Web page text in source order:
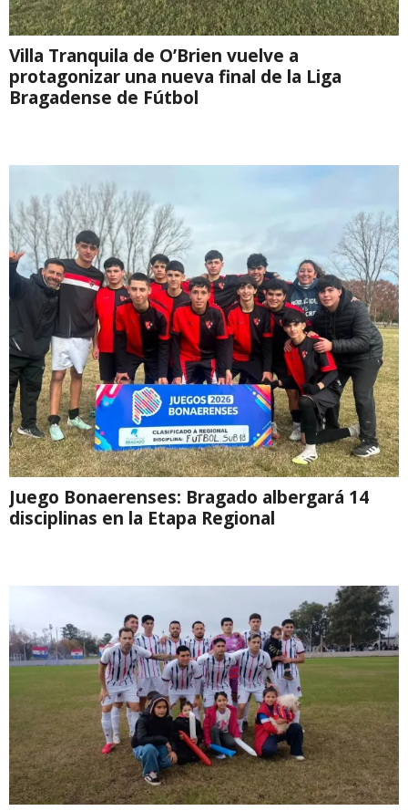
Villa Tranquila de O’Brien vuelve a
protagonizar una nueva final de la Liga
Bragadense de Fútbol
Juego Bonaerenses: Bragado albergará 14
disciplinas en la Etapa Regional